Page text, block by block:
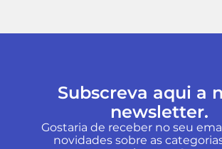
Subscreva aqui a
newsletter.
Gostaria de receber no seu
novidades sobre as